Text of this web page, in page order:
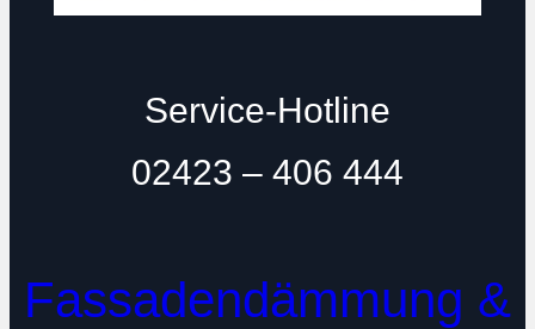
Service-Hotline
02423 – 406 444
Fassadendämmung &